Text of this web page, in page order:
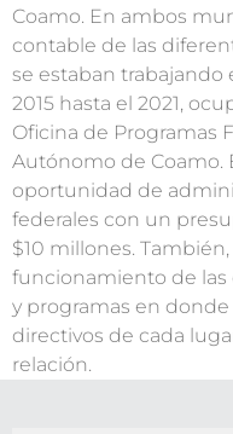
Coamo. En ambos
contable de las
se estaban trabajando
2015 hasta el 2021,
Oficina de Programas
Autónomo de Coamo.
oportunidad de
federales con un
$10 millones. También,
funcionamiento de las
y programas en
directivos de cada
relación.